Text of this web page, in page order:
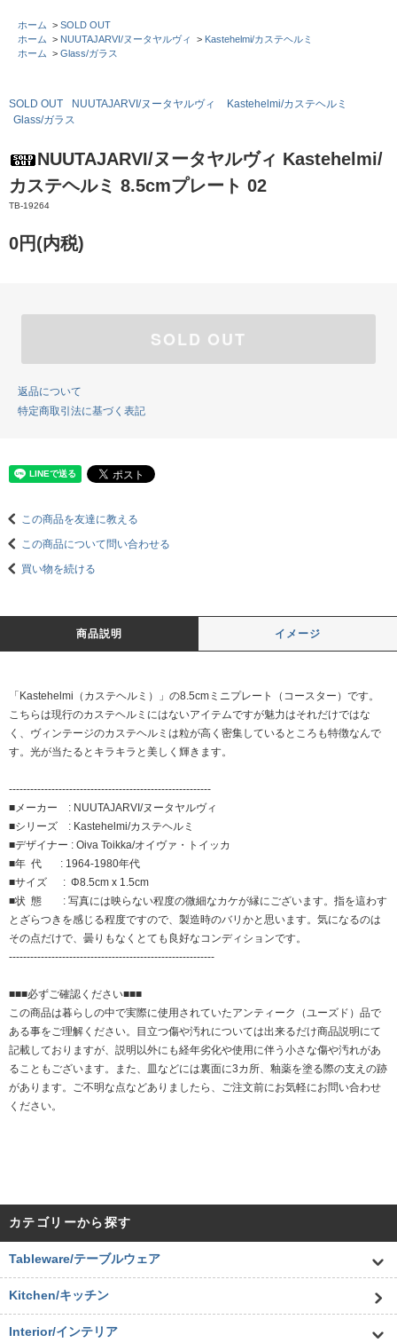
ホーム > SOLD OUT
ホーム > NUUTAJARVI/ヌータヤルヴィ > Kastehelmi/カステヘルミ
ホーム > Glass/ガラス
SOLD OUT NUUTAJARVI/ヌータヤルヴィ
Kastehelmi/カステヘルミ
Glass/ガラス
NUUTAJARVI/ヌータヤルヴィ Kastehelmi/
カステヘルミ 8.5cmプレート 02
TB-19264
0円(内税)
SOLD OUT
返品について
特定商取引法に基づく表記
この商品を友達に教える
この商品について問い合わせる
買い物を続ける
商品説明 イメージ
「Kastehelmi（カステヘルミ）」の8.5cmミニプレート（コースター）です。
こちらは現行のカステヘルミにはないアイテムですが魅力はそれだけではな
く、ヴィンテージのカステヘルミは粒が高く密集しているところも特徴なんで
す。光が当たるとキラキラと美しく輝きます。
---------------------------------------------------------
■メーカー : NUUTAJARVI/ヌータヤルヴィ
■シリーズ : Kastehelmi/カステヘルミ
■デザイナー : Oiva Toikka/オイヴァ・トイッカ
■年 代 : 1964-1980年代
■サイズ : Φ8.5cm x 1.5cm
■状 態 : 写真には映らない程度の微細なカケが縁にございます。指を這わす
とざらつきを感じる程度ですので、製造時のバリかと思います。気になるのは
その点だけで、曇りもなくとても良好なコンディションです。
----------------------------------------------------------
■■■必ずご確認ください■■■
この商品は暮らしの中で実際に使用されていたアンティーク（ユーズド）品で
ある事をご理解ください。目立つ傷や汚れについては出来るだけ商品説明にて
記載しておりますが、説明以外にも経年劣化や使用に伴う小さな傷や汚れがあ
ることもございます。また、皿などには裏面に3カ所、釉薬を塗る際の支えの跡
があります。ご不明な点などありましたら、ご注文前にお気軽にお問い合わせ
ください。
カテゴリーから探す
Tableware/テーブルウェア
Kitchen/キッチン
Interior/インテリア